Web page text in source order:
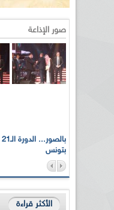
صور الإذاعة
بتونس
الأكثر قراءة